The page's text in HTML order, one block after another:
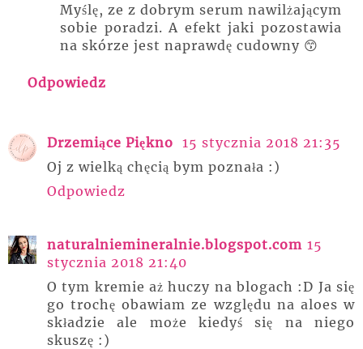
Myślę, ze z dobrym serum nawilżającym
sobie poradzi. A efekt jaki pozostawia
na skórze jest naprawdę cudowny 😙
Odpowiedz
Drzemiące Piękno 15 stycznia 2018 21:35
Oj z wielką chęcią bym poznała :)
Odpowiedz
naturalniemineralnie.blogspot.com 15
stycznia 2018 21:40
O tym kremie aż huczy na blogach :D Ja się
go trochę obawiam ze względu na aloes w
składzie ale może kiedyś się na niego
skuszę :)